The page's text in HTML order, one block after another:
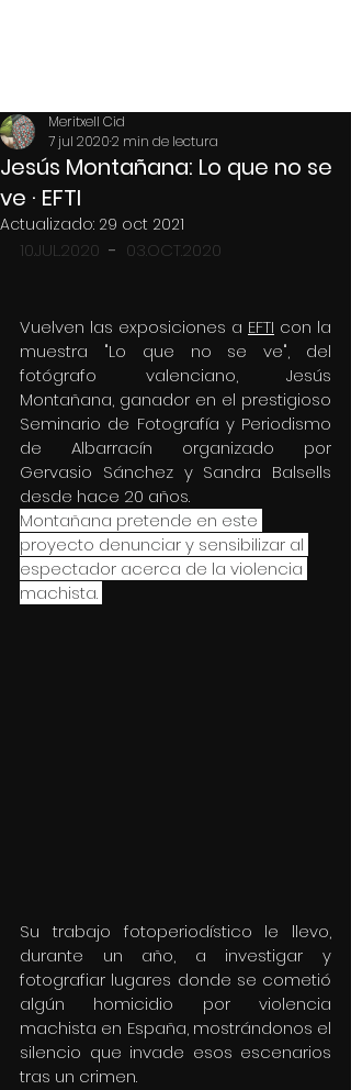
Jesús Montañana: Lo que no se
ve · EFTI
Meritxell Cid
7 jul 20202 min de lectura
Actualizado: 29 oct 2021
10.JUL.2020 - 03.OCT.2020
Vuelven las exposiciones a EFTI con la
muestra "Lo que no se ve", del
fotógrafo valenciano, Jesús
Montañana, ganador en el prestigioso
Seminario de Fotografía y Periodismo
de Albarracín organizado por
Gervasio Sánchez y Sandra Balsells
desde hace 20 años.
Montañana pretende en este
proyecto denunciar y sensibilizar al
espectador acerca de la violencia
machista.
Su trabajo fotoperiodístico le llevo,
durante un año, a investigar y
fotografiar lugares donde se cometió
algún homicidio por violencia
machista en España, mostrándonos el
silencio que invade esos escenarios
tras un crimen.